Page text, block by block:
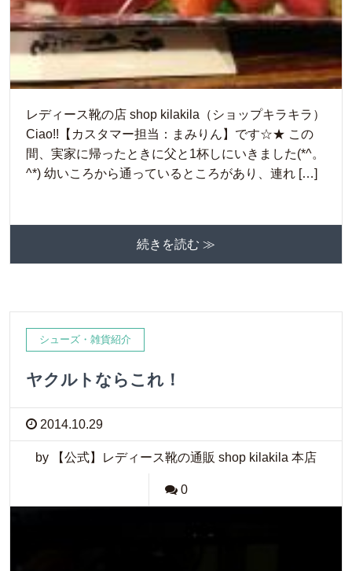
レディース靴の店 shop kilakila（ショップキラキラ）
Ciao!!【カスタマー担当：まみりん】です☆★ この
間、実家に帰ったときに父と1杯しにいきました(*^。
^*) 幼いころから通っているところがあり、連れ […]
続きを読む ≫
シューズ・雑貨紹介
ヤクルトならこれ！
2014.10.29
by 【公式】レディース靴の通販 shop kilakila 本店
0